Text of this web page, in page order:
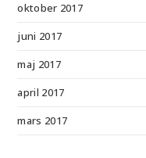
oktober 2017
juni 2017
maj 2017
april 2017
mars 2017